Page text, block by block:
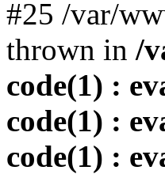
#25 /var/
thrown in /
code(1) :
code(1) :
code(1) :